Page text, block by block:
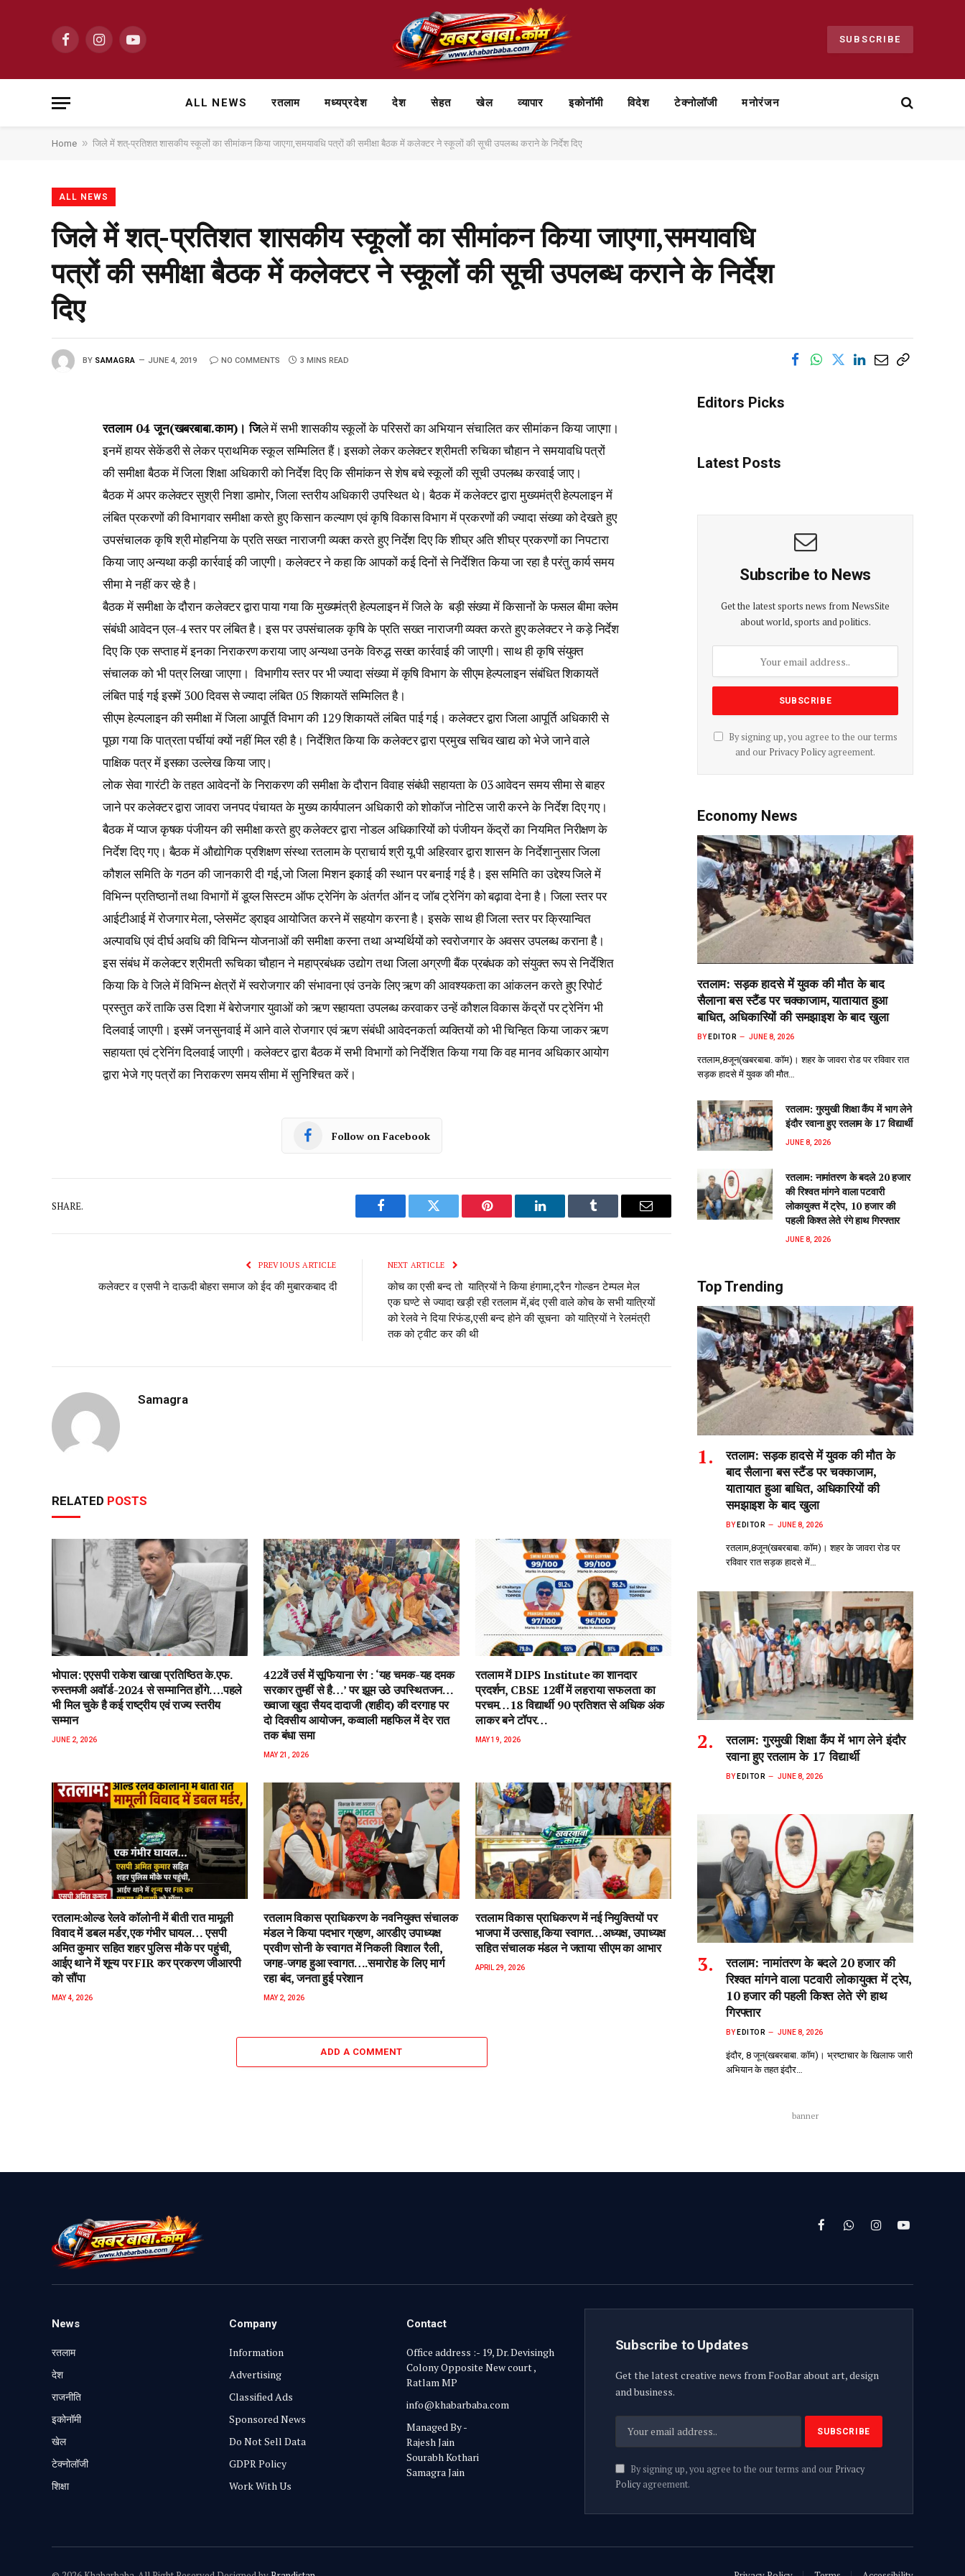
FacebookInstagramYouTube SUBSCRIBE
ALL NEWS रतलाम मध्यप्रदेश देश सेहत खेल व्यापार ⁠इकोनॉमी विदेश टेक्नोलॉजी मनोरंजन
Home » जिले में शत्-प्रतिशत शासकीय स्कूलों का सीमांकन किया जाएगा,समयावधि पत्रों की समीक्षा बैठक में कलेक्टर ने स्कूलों की सूची उपलब्ध कराने के निर्देश दिए
ALL NEWS
जिले में शत्-प्रतिशत शासकीय स्कूलों का सीमांकन किया जाएगा,समयावधि
पत्रों की समीक्षा बैठक में कलेक्टर ने स्कूलों की सूची उपलब्ध कराने के निर्देश
दिए
BY SAMAGRA JUNE 4, 2019 NO COMMENTS 3 MINS READ
रतलाम 04 जून(खबरबाबा.काम)। जिले में सभी शासकीय स्कूलों के परिसरों का अभियान संचालित कर सीमांकन किया जाएगा।
इनमें हायर सेकेंडरी से लेकर प्राथमिक स्कूल सम्मिलित हैं। इसको लेकर कलेक्टर श्रीमती रुचिका चौहान ने समयावधि पत्रों
की समीक्षा बैठक में जिला शिक्षा अधिकारी को निर्देश दिए कि सीमांकन से शेष बचे स्कूलों की सूची उपलब्ध करवाई जाए।
बैठक में अपर कलेक्टर सुश्री निशा डामोर, जिला स्तरीय अधिकारी उपस्थित थे। बैठक में कलेक्टर द्वारा मुख्यमंत्री हेल्पलाइन में
लंबित प्रकरणों की विभागवार समीक्षा करते हुए किसान कल्याण एवं कृषि विकास विभाग में प्रकरणों की ज्यादा संख्या को देखते हुए
उपसंचालक कृषि श्री मोहनिया के प्रति सख्त नाराजगी व्यक्त करते हुए निर्देश दिए कि शीघ्र अति शीघ्र प्रकरणों का निपटारा
किया जाए अन्यथा कड़ी कार्रवाई की जाएगी। कलेक्टर ने कहा कि आपकों कई दिनों से निर्देशित किया जा रहा है परंतु कार्य समय
सीमा मे नहीं कर रहे है।
बैठक में समीक्षा के दौरान कलेक्टर द्वारा पाया गया कि मुख्यमंत्री हेल्पलाइन में जिले के बड़ी संख्या में किसानों के फसल बीमा क्लेम
संबंधी आवेदन एल-4 स्तर पर लंबित है। इस पर उपसंचालक कृषि के प्रति सख्त नाराजगी व्यक्त करते हुए कलेक्टर ने कड़े निर्देश
दिए कि एक सप्ताह में इनका निराकरण कराया जाए अन्यथा उनके विरुद्ध सख्त कार्रवाई की जाएगी। साथ ही कृषि संयुक्त
संचालक को भी पत्र लिखा जाएगा। विभागीय स्तर पर भी ज्यादा संख्या में कृषि विभाग के सीएम हेल्पलाइन संबंधित शिकायतें
लंबित पाई गई इसमें 300 दिवस से ज्यादा लंबित 05 शिकायतें सम्मिलित है।
सीएम हेल्पलाइन की समीक्षा में जिला आपूर्ति विभाग की 129 शिकायतें लंबित पाई गई। कलेक्टर द्वारा जिला आपूर्ति अधिकारी से
पूछा गया कि पात्रता पर्चीयां क्यों नहीं मिल रही है। निर्देशित किया कि कलेक्टर द्वारा प्रमुख सचिव खाद्य को भेजे जाने वाले
पाक्षिक पत्र में इसका उल्लेख किया जाए।
लोक सेवा गारंटी के तहत आवेदनों के निराकरण की समीक्षा के दौरान विवाह संबंधी सहायता के 03 आवेदन समय सीमा से बाहर
जाने पर कलेक्टर द्वारा जावरा जनपद पंचायत के मुख्य कार्यपालन अधिकारी को शोकॉज नोटिस जारी करने के निर्देश दिए गए।
बैठक में प्याज कृषक पंजीयन की समीक्षा करते हुए कलेक्टर द्वारा नोडल अधिकारियों को पंजीयन केंद्रों का नियमित निरीक्षण के
निर्देश दिए गए। बैठक में औद्योगिक प्रशिक्षण संस्था रतलाम के प्राचार्य श्री यू.पी अहिरवार द्वारा शासन के निर्देशानुसार जिला
कौशल समिति के गठन की जानकारी दी गई,जो जिला मिशन इकाई की स्थान पर बनाई गई है। इस समिति का उद्देश्य जिले में
विभिन्न प्रतिष्ठानों तथा विभागों में डूय्ल सिस्टम ऑफ ट्रेनिंग के अंतर्गत ऑन द जॉब ट्रेनिंग को बढ़ावा देना है। जिला स्तर पर
आईटीआई में रोजगार मेला, प्लेसमेंट ड्राइव आयोजित करने में सहयोग करना है। इसके साथ ही जिला स्तर पर क्रियान्वित
अल्पावधि एवं दीर्घ अवधि की विभिन्न योजनाओं की समीक्षा करना तथा अभ्यर्थियों को स्वरोजगार के अवसर उपलब्ध कराना है।
इस संबंध में कलेक्टर श्रीमती रूचिका चौहान ने महाप्रबंधक उद्योग तथा जिला अग्रणी बैंक प्रबंधक को संयुक्त रूप से निर्देशित
किया कि वे जिले में विभिन्न क्षेत्रों में स्वरोजगार की संभावना एवं उनके लिए ऋण की आवश्यकता का आंकलन करते हुए रिपोर्ट
प्रस्तुत करें ताकि उस दिशा में बेरोजगार युवाओं को ऋण सहायता उपलब्ध करवाकर उन्हें कौशल विकास केंद्रों पर ट्रेनिंग भी
दिलवाई जाएगी। इसमें जनसुनवाई में आने वाले रोजगार एवं ऋण संबंधी आवेदनकर्ता व्यक्तियों को भी चिन्हित किया जाकर ऋण
सहायता एवं ट्रेनिंग दिलवाई जाएगी। कलेक्टर द्वारा बैठक में सभी विभागों को निर्देशित किया गया कि वह मानव अधिकार आयोग
द्वारा भेजे गए पत्रों का निराकरण समय सीमा में सुनिश्चित करें।
Follow on Facebook
SHARE.
Facebook Twitter Pinterest LinkedIn Tumblr Email
PREVIOUS ARTICLE
कलेक्टर व एसपी ने दाऊदी बोहरा समाज को ईद की मुबारकबाद दी
NEXT ARTICLE
कोच का एसी बन्द तो यात्रियों ने किया हंगामा,ट्रैन गोल्डन टेम्पल मेल
एक घण्टे से ज्यादा खड़ी रही रतलाम में,बंद एसी वाले कोच के सभी यात्रियों
को रेलवे ने दिया रिफंड,एसी बन्द होने की सूचना को यात्रियों ने रेलमंत्री
तक को ट्वीट कर की थी
Samagra
RELATED POSTS
भोपाल: एएसपी राकेश‌ खाखा प्रतिष्ठित के.एफ.
रुस्तमजी अवॉर्ड-2024 से सम्मानित होंगे….पहले
भी मिल चुके है कई राष्ट्रीय एवं राज्य स्तरीय
सम्मान
JUNE 2, 2026
422वें उर्स में सूफियाना रंग : ‘यह चमक-यह दमक
सरकार तुम्हीं से है…’ पर झूम उठे उपस्थितजन…
ख्वाजा खुदा सैयद दादाजी (शहीद) की दरगाह पर
दो दिवसीय आयोजन, कव्वाली महफिल में देर रात
तक बंधा समा
MAY 21, 2026
रतलाम में DIPS Institute का शानदार
प्रदर्शन, CBSE 12वीं में लहराया सफलता का
परचम…18 विद्यार्थी 90 प्रतिशत से अधिक अंक
लाकर बने टॉपर…
MAY 19, 2026
रतलाम:ओल्ड रेलवे कॉलोनी में बीती रात मामूली
विवाद में डबल मर्डर,एक गंभीर घायल… एसपी
अमित कुमार सहित शहर पुलिस मौके पर पहुंची,
आईए थाने में शून्य पर FIR कर प्रकरण जीआरपी
को सौंपा
MAY 4, 2026
रतलाम विकास प्राधिकरण के नवनियुक्त संचालक
मंडल ने किया पदभार ग्रहण, आरडीए उपाध्यक्ष
प्रवीण सोनी के स्वागत में निकली विशाल रैली,
जगह-जगह हुआ स्वागत….समारोह के लिए मार्ग
रहा बंद, जनता हुई परेशान
MAY 2, 2026
रतलाम विकास प्राधिकरण में नई नियुक्तियों पर
भाजपा में उत्साह,किया स्वागत…अध्यक्ष, उपाध्यक्ष
सहित संचालक मंडल ने जताया सीएम का आभार
APRIL 29, 2026
ADD A COMMENT
Editors Picks
Latest Posts
Subscribe to News
Get the latest sports news from NewsSite
about world, sports and politics.
By signing up, you agree to the our terms
and our Privacy Policyagreement.
Economy News
रतलाम: सड़क हादसे में युवक की मौत के बाद
सैलाना बस स्टैंड पर चक्काजाम, यातायात हुआ
बाधित, अधिकारियों की समझाइश के बाद खुला
BY EDITOR JUNE 8, 2026
रतलाम,8जून(खबरबाबा. कॉम)। शहर के जावरा रोड पर रविवार रात
सड़क हादसे में युवक की मौत…
रतलाम: गुरमुखी शिक्षा कैंप में भाग लेने
इंदौर रवाना हुए रतलाम के 17 विद्यार्थी
JUNE 8, 2026
रतलाम: नामांतरण के बदले 20 हजार
की रिश्वत मांगने वाला पटवारी
लोकायुक्त में ट्रेप, 10 हजार की
पहली किश्त लेते रंगे हाथ गिरफ्तार
JUNE 8, 2026
Top Trending
रतलाम: सड़क हादसे में युवक की मौत के
बाद सैलाना बस स्टैंड पर चक्काजाम,
यातायात हुआ बाधित, अधिकारियों की
समझाइश के बाद खुला
BY EDITOR JUNE 8, 2026
रतलाम,8जून(खबरबाबा. कॉम)। शहर के जावरा रोड पर
रविवार रात सड़क हादसे में…
रतलाम: गुरमुखी शिक्षा कैंप में भाग लेने इंदौर
रवाना हुए रतलाम के 17 विद्यार्थी
BY EDITOR JUNE 8, 2026
रतलाम: नामांतरण के बदले 20 हजार की
रिश्वत मांगने वाला पटवारी लोकायुक्त में ट्रेप,
10 हजार की पहली किश्त लेते रंगे हाथ
गिरफ्तार
BY EDITOR JUNE 8, 2026
इंदौर, 8 जून(खबरबाबा. कॉम)। भ्रष्टाचार के खिलाफ जारी
अभियान के तहत इंदौर…
banner
FacebookWhatsAppInstagramYouTube
News
रतलाम
⁠देश
राजनीति
⁠इकोनॉमी
खेल
टेक्नोलॉजी
शिक्षा
Company
Information
Advertising
Classified Ads
Sponsored News
Do Not Sell Data
GDPR Policy
Work With Us
Contact
Office address :- 19, Dr. Devisingh
Colony Opposite New court ,
Ratlam MP
info@khabarbaba.com
Managed By -
Rajesh Jain
Sourabh Kothari
Samagra Jain
Subscribe to Updates
Get the latest creative news from FooBar about art, design
and business.
By signing up, you agree to the our terms and our Privacy
Policyagreement.